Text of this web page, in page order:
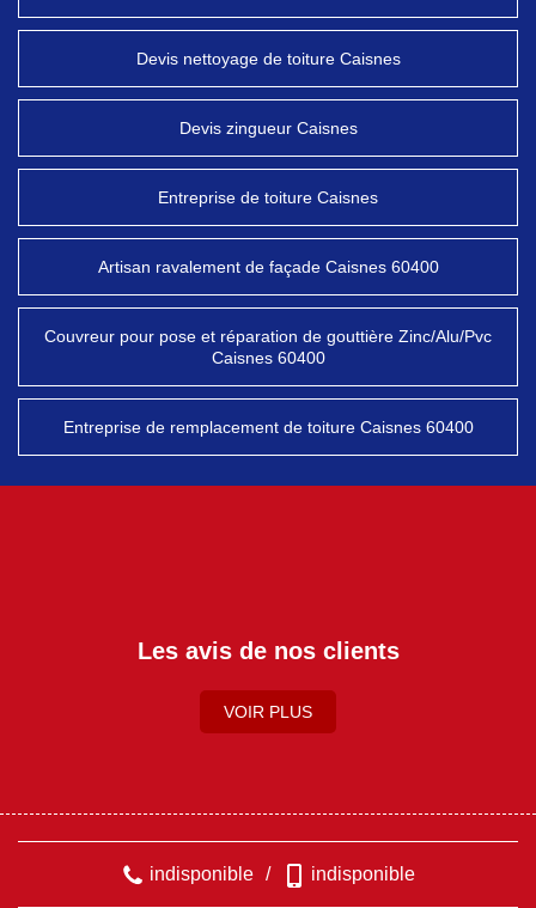
Devis nettoyage de toiture Caisnes
Devis zingueur Caisnes
Entreprise de toiture Caisnes
Artisan ravalement de façade Caisnes 60400
Couvreur pour pose et réparation de gouttière Zinc/Alu/Pvc
Caisnes 60400
Entreprise de remplacement de toiture Caisnes 60400
Les avis de nos clients
VOIR PLUS
indisponible / indisponible